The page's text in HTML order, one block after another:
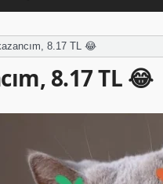
8.17 TL 😂
8.17 TL 😂